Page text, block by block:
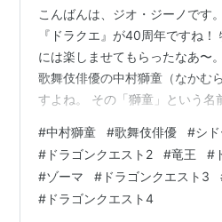
こんばんは、ジオ・ジーノです
『ドラクエ』が40周年ですね！
には楽しませてもらったなあ〜
歌舞伎俳優の中村獅童（なかむ
すよね。 その「獅童」という名
#中村獅童 #歌舞伎俳優 #シ
# ドラゴンクエスト2 #竜王 #
#ゾーマ # ドラゴンクエスト3
# ドラゴンクエスト4